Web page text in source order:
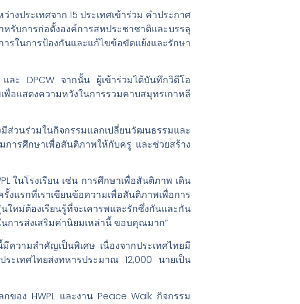
งประเทศจาก 15 ประเทศเข้าร่วม คำประกาศ
บการก่อตั้งองค์การสหประชาชาติและบรรลุ
ในการป้องกันและแก้ไขข้อขัดแย้งและรักษา
และ DPCW จากนั้น ผู้เข้าร่วมได้บันทึกวิดีโอ
อแสดงความหวังในการรวมคาบสมุทรเกาหลี
ส่วนร่วมในกิจกรรมแลกเปลี่ยนวัฒนธรรมและ
การศึกษาเพื่อสันติภาพให้กับครู และช่วยสร้าง
ในโรงเรียน เช่น การศึกษาเพื่อสันติภาพ เดิน
แรกที่เราเขียนข้อความเพื่อสันติภาพเพื่อการ
หม่ต้องเรียนรู้ที่จะเคารพและรักซึ่งกันและกัน
การส่งเสริมค่านิยมเหล่านี้ ขอบคุณมาก”
ความสำคัญเป็นพิเศษ เนื่องจากประเทศไทยมี
ะเทศไทยส่งทหารประมาณ 12,000 นายเป็น
ของ HWPL และงาน Peace Walk กิจกรรม